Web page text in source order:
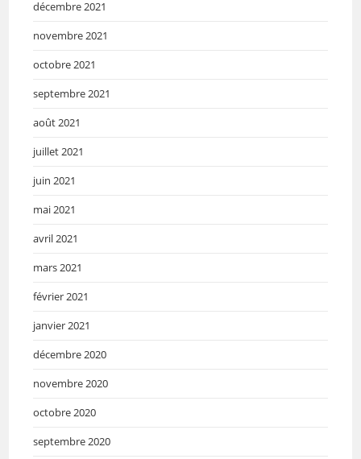
décembre 2021
novembre 2021
octobre 2021
septembre 2021
août 2021
juillet 2021
juin 2021
mai 2021
avril 2021
mars 2021
février 2021
janvier 2021
décembre 2020
novembre 2020
octobre 2020
septembre 2020